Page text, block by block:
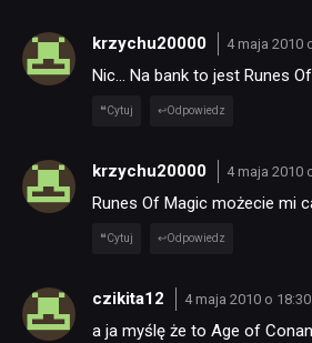
krzychu20000 4 maja 2010
Nic… Na bank to jest Runes
Cytuj Odpowiedz
krzychu20000 4 maja 2010
Runes Of Magic możecie mi
Cytuj Odpowiedz
czikita12 4 maja 2010 o 18:30
a ja myślę że to Age of Conan